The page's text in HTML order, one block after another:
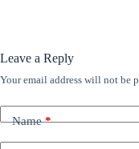
Leave a Reply
Your email address will not be
Name*